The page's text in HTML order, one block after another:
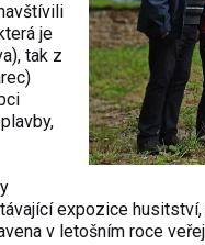
je
tak z
expozice
v letošním roce